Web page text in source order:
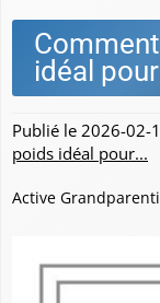
idéal
Publié le 2026-02-
poids idéal pour...
Active